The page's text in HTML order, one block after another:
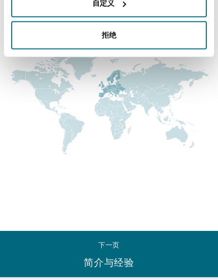
自定义
拒绝
Property
Reinsurance
Specialty
尼克斯
德里
彻斯特，新贝利广场2号
+44 (0) 20 7876 5111
下一页
简介与经验